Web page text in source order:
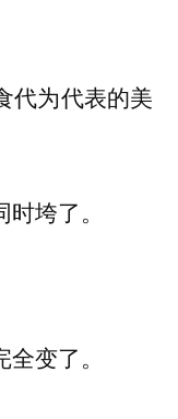
代为代表的美
垮了。
变了。